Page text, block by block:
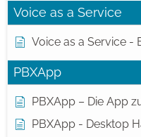
Voice as a Service
Voice as a Service -
PBXApp
PBXApp – Die App
PBXApp - Desktop